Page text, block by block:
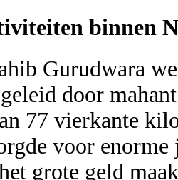
binnen
Gurudwara
door
77 vierkante
voor
grote geld